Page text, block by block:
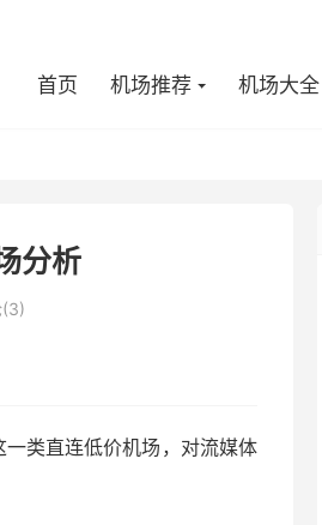
首页 机场推荐 机场大全
分析
类直连低价机场，对流媒体